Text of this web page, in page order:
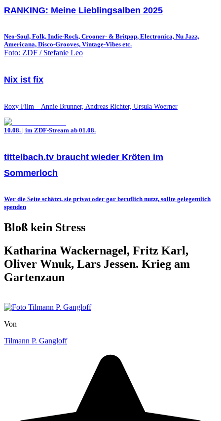
RANKING: Meine Lieblingsalben 2025
Neo-Soul, Folk, Indie-Rock, Crooner- & Britpop, Electronica, Nu Jazz,
Americana, Disco-Grooves, Vintage-Vibes etc.
Foto: ZDF / Stefanie Leo
Nix ist fix
Roxy Film – Annie Brunner, Andreas Richter, Ursula Woerner
10.08. | im ZDF-Stream ab 01.08.
tittelbach.tv braucht wieder Kröten im
Sommerloch
Wer die Seite schätzt, sie privat oder gar beruflich nutzt, sollte gelegentlich
spenden
Bloß kein Stress
Katharina Wackernagel, Fritz Karl,
Oliver Wnuk, Lars Jessen. Krieg am
Gartenzaun
Von
Tilmann P. Gangloff